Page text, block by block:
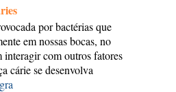
por bactérias que
em nossas bocas, no
interagir com outros fatores
cárie se desenvolva